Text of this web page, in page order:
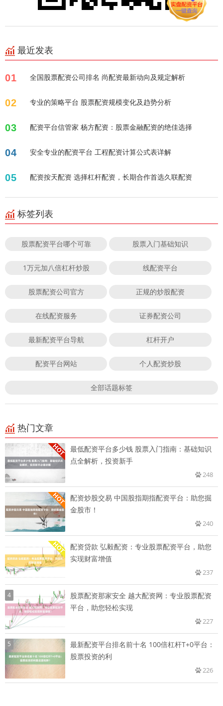
最近发表
01 全国股票配资公司排名 尚配资最新动向及规定解析
02 专业的策略平台 股票配资规模变化及趋势分析
03 配资平台信管家 杨方配资：股票金融配资的绝佳选择
04 安全专业的配资平台 工程配资计算公式表详解
05 配资按天配资 选择杠杆配资，长期合作首选久联配资
标签列表
股票配资平台哪个可靠 股票入门基础知识
1万元加八倍杠杆炒股 线配资平台
股票配资公司官方 正规的炒股配资
在线配资服务 证券配资公司
最新配资平台导航 杠杆开户
配资平台网站 个人配资炒股
全部话题标签
热门文章
最低配资平台多少钱 股票入门指南：基础知识
点全解析，投资新手
248
配资炒股交易 中国股指期指配资平台：助您掘
金股市！
240
配资贷款 弘毅配资：专业股票配资平台，助您
实现财富增值
237
4
股票配资那家安全 越大配资网：专业股票配资
平台，助您轻松实现
227
5
最新配资平台排名前十名 100倍杠杆T+0平台：
股票投资的利
226